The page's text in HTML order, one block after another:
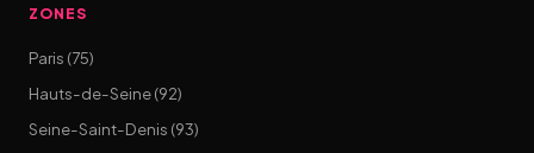
ZONES
Paris (75)
Hauts-de-Seine (92)
Seine-Saint-Denis (93)